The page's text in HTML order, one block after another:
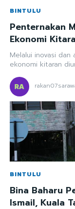
BINTULU
Penternakan
Ekonomi
Melalui inovasi
ekonomi kitaran
BINTULU
Bina Baharu
Ismail, Kuala